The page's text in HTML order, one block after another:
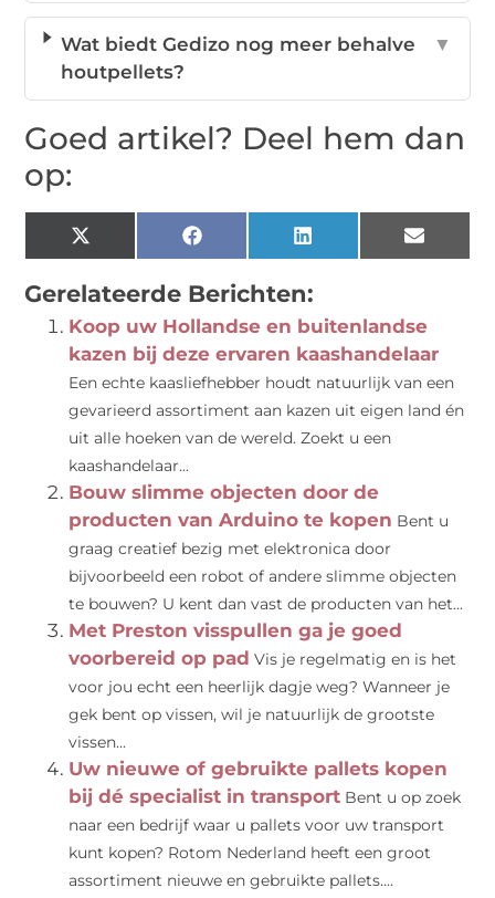
Wat biedt Gedizo nog meer behalve
houtpellets?
▼
Goed artikel? Deel hem dan
op:
X
(Twitter)
Facebook LinkedIn Email
Gerelateerde Berichten:
Koop uw Hollandse en buitenlandse
kazen bij deze ervaren kaashandelaar
Een echte kaasliefhebber houdt natuurlijk van een
gevarieerd assortiment aan kazen uit eigen land én
uit alle hoeken van de wereld. Zoekt u een
kaashandelaar...
Bouw slimme objecten door de
producten van Arduino te kopen Bent u
graag creatief bezig met elektronica door
bijvoorbeeld een robot of andere slimme objecten
te bouwen? U kent dan vast de producten van het...
Met Preston visspullen ga je goed
voorbereid op pad Vis je regelmatig en is het
voor jou echt een heerlijk dagje weg? Wanneer je
gek bent op vissen, wil je natuurlijk de grootste
vissen...
Uw nieuwe of gebruikte pallets kopen
bij dé specialist in transport Bent u op zoek
naar een bedrijf waar u pallets voor uw transport
kunt kopen? Rotom Nederland heeft een groot
assortiment nieuwe en gebruikte pallets....